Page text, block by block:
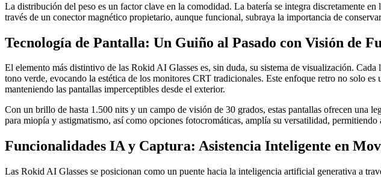
La distribución del peso es un factor clave en la comodidad. La batería se integra discretamente
través de un conector magnético propietario, aunque funcional, subraya la importancia de
Tecnología de Pantalla: Un Guiño al Pasado con Visión de
El elemento más distintivo de las Rokid AI Glasses es, sin duda, su sistema de visualización.
tono verde, evocando la estética de los monitores CRT tradicionales. Este enfoque retro no solo
manteniendo las pantallas imperceptibles desde el exterior.
Con un brillo de hasta 1.500 nits y un campo de visión de 30 grados, estas pantallas ofrecen una
para miopía y astigmatismo, así como opciones fotocromáticas, amplía su versatilidad,
Funcionalidades IA y Captura: Asistencia Inteligente en
Las Rokid AI Glasses se posicionan como un puente hacia la inteligencia artificial generativa a